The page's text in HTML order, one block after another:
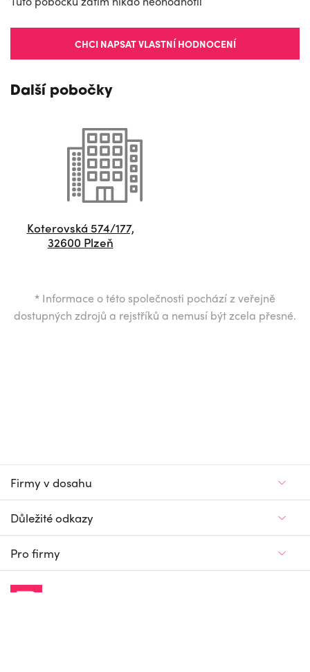
CHCI NAPSAT VLASTNÍ HODNOCENÍ
Další pobočky
Koterovská 574/177,
32600 Plzeň
* Informace o této společnosti pochází z veřejně
dostupných zdrojů a rejstříků a nemusí být zcela přesné.
Firmy v dosahu
Důležité odkazy
Pro firmy